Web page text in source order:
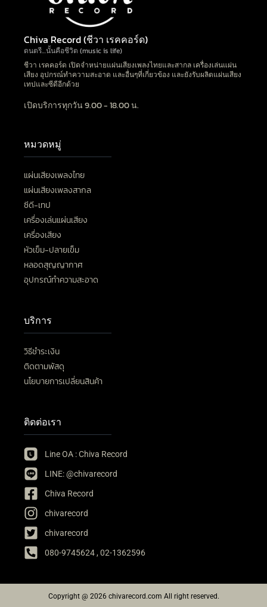
Chiva Record (ชีวา เรคคอร์ด)
ดนตรี…นั้นคือชีวิต (music is life)
ชีวา เรคคอร์ด เปิดจำหน่ายแผ่นเสียงเพลงไทยและสากล เครื่องเล่นแผ่น
เสียง อุปกรณ์ทำความสะอาด และอื่นๆที่เกี่ยวข้อง และยังรับผลิตแผ่นเสียง
เทปและซีดีอีกด้วย
เปิดบริการทุกวัน 9.00 - 18.00 น.
หมวดหมู่
แผ่นเสียงเพลงไทย
แผ่นเสียงเพลงสากล
ซีดี-เทป
เครื่องเล่นแผ่นเสียง
เครื่องเสียง
หัวเข็ม-ปลายเข็ม
หลอดสุญญากาศ
อุปกรณ์ทำความสะอาด
บริการ
วิธีชำระเงิน
ติดตามพัสดุ
นโยบายการเปลี่ยนสินค้า
ติดต่อเรา
Line OA : Chiva Record
LINE: @chivarecord
Chiva Record
chivarecord
chivarecord
080-9745624 , 02-1362596
Copyright @ 2026 chivarecord.com All right reserved.